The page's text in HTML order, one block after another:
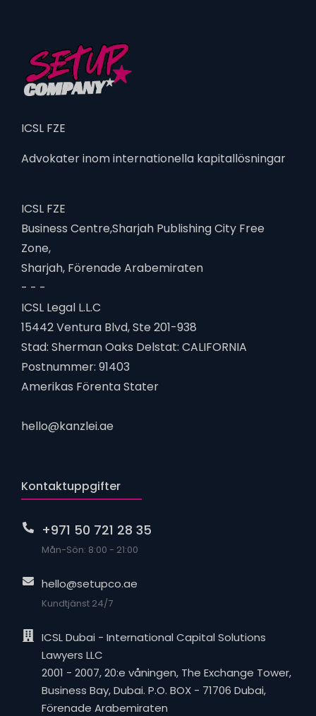
ICSL FZE
Advokater inom internationella kapitallösningar
ICSL FZE
Business Centre,Sharjah Publishing City Free
Zone,
Sharjah, Förenade Arabemiraten
- - -
ICSL Legal L.L.C
15442 Ventura Blvd, Ste 201-938
Stad: Sherman Oaks Delstat: CALIFORNIA
Postnummer: 91403
Amerikas Förenta Stater
hello@kanzlei.ae
Kontaktuppgifter
+971 50 721 28 35
Mån-Sön: 8:00 - 21:00
hello@setupco.ae
Kundtjänst 24/7
ICSL Dubai - International Capital Solutions
Lawyers LLC
2001 - 2007, 20:e våningen, The Exchange Tower,
Business Bay, Dubai. P.O. BOX - 71706 Dubai,
Förenade Arabemiraten